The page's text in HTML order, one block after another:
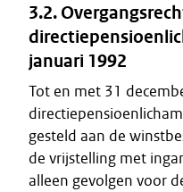
3.2.
januari 1992
Tot en met 31
gesteld aan de
de vrijstelling met
alleen gevolgen voor